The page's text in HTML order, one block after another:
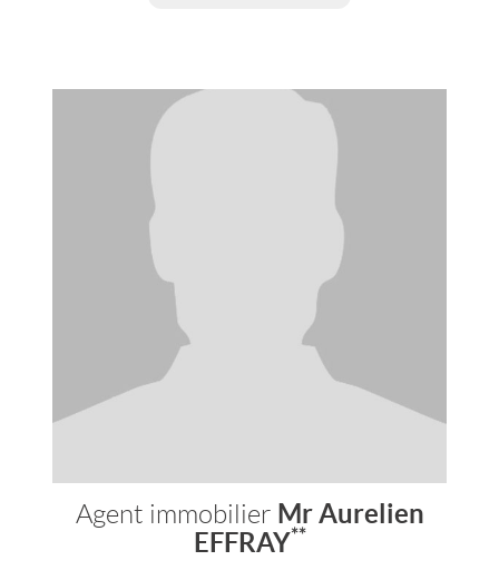
Agent immobilier Mr Aurelien
EFFRAY**